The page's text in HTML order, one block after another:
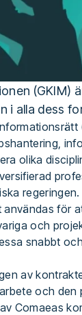
alla dess
olika
regeringen.
och
snabbt
av
och
Comaeas